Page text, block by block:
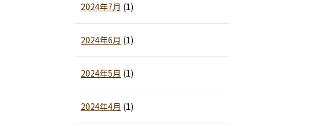
2024年7月 (1)
2024年6月 (1)
2024年5月 (1)
2024年4月 (1)